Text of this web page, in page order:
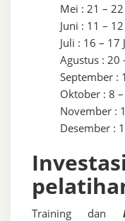
Mei : 21 –
Juni : 11 –
Juli : 16 – 17
Agustus : 20
September :
Oktober : 8
November :
Desember :
Training dan